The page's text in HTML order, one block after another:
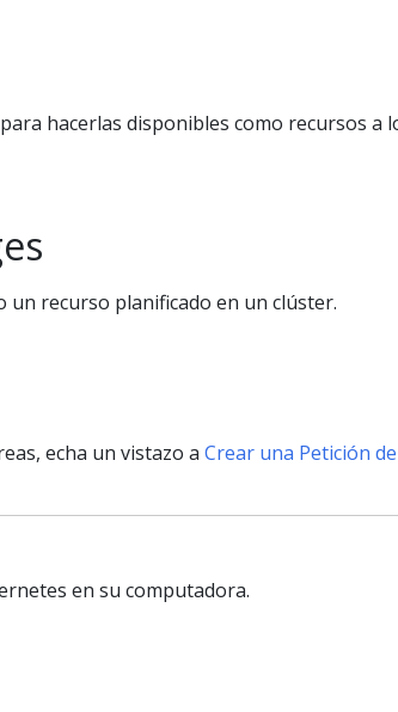
hacerlas disponibles como recursos a
un recurso planificado en un clúster.
echa un vistazo a Crear una Petición de
en su computadora.